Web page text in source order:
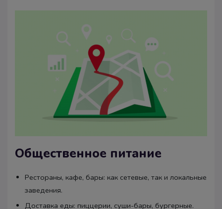
Общественное питание
Рестораны, кафе, бары: как сетевые, так и локальные
заведения.
Доставка еды: пиццерии, суши-бары, бургерные.